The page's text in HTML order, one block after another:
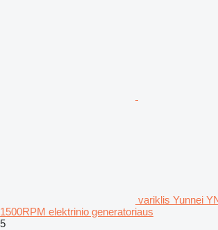
variklis Yunnei
1500RPM elektrinio generatoriaus
5